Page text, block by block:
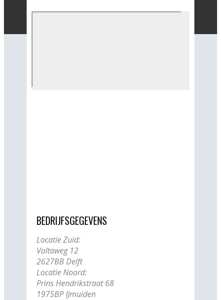
BEDRIJFSGEGEVENS
Locatie Zuid:
Voltaweg 12
2627BB Delft
Locatie Noord:
Prins Hendrikstraat 68
1975BP IJmuiden